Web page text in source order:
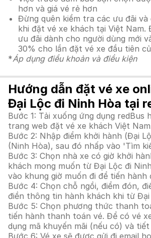
hơn và giá vé rẻ hơn
Đừng quên kiểm tra các ưu đãi
khi đặt vé xe khách tại Việt Nam.
ưu đãi dành cho người dùng mới
30% cho lần đặt vé xe đầu tiên
*Áp dụng điều khoản và điều kiện
Hướng dẫn đặt vé xe
Đại Lộc đi Ninh Hòa tại
Bước 1: Tải xuống ứng dụng redBus
trang web đặt vé xe khách Việt
Bước 2: Nhập điểm khởi hành (Đại
(Ninh Hòa), sau đó nhấp vào 'Tìm
Bước 3: Chọn nhà xe có giờ khởi
khách mong muốn từ Đại Lộc đi
vào khung giờ muốn đi để tiến hành
Bước 4: Chọn chỗ ngồi, điểm đón,
điền thông tin hành khách khi từ
Bước 5: Chọn phương thức thanh
tiến hành thanh toán vé. Để có vé
dụng mã khuyến mãi (nếu có) và
Bước 6: Vé xe sẽ được gửi đi email